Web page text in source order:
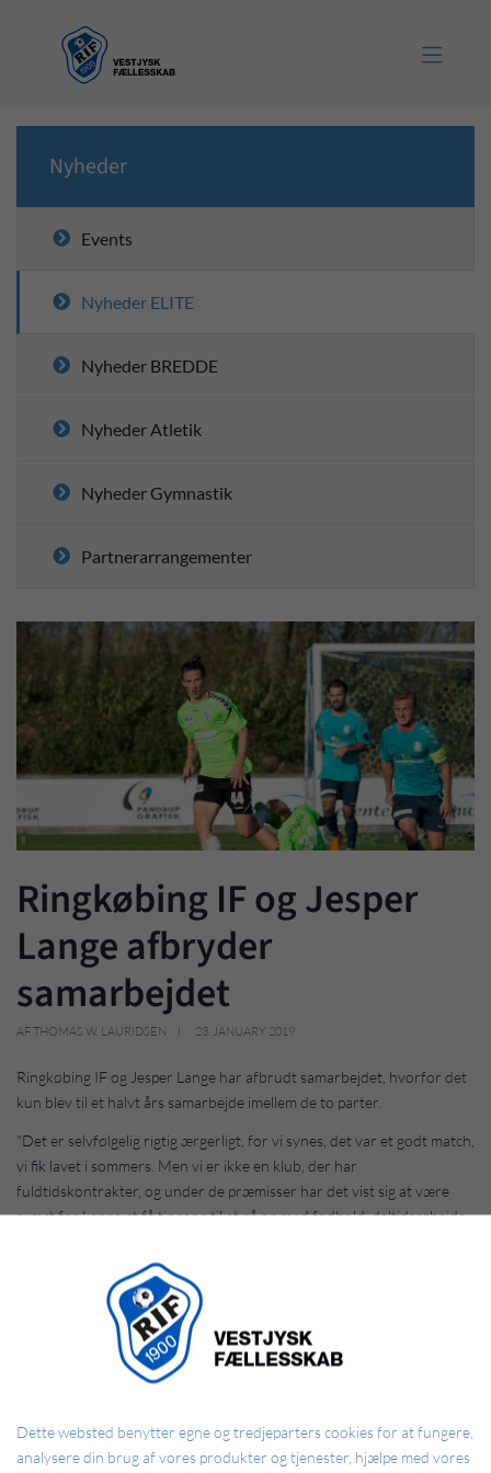

Nyheder
Events
Nyheder ELITE
Nyheder BREDDE
Nyheder Atletik
Nyheder Gymnastik
Partnerarrangementer
Ringkøbing IF og Jesper
Lange afbryder
samarbejdet
AF THOMAS W. LAURIDSEN 23. JANUARY 2019
Ringkøbing IF og Jesper Lange har afbrudt samarbejdet, hvorfor det
kun blev til et halvt års samarbejde imellem de to parter.
"Det er selvfølgelig rigtig ærgerligt, for vi synes, det var et godt match,
vi fik lavet i sommers. Men vi er ikke en klub, der har
fuldtidskontrakter, og under de præmisser har det vist sig at være
svært for Lange at få tingene til at gå op med fodbold, deltidsarbejde
udramatisk. Forudsætningerne for begge parter var ganske enkelt
ikke til stede til at kunne fortsætte,” fortæller sportschef i Ringkøbing
IF, Jens Nielsen.
Jesper Lange har selv været glad for tiden i Ringkøbing IF, selvom den
blev kortere end først antaget.
selvom jeg havde været korsbåndskadet, og det vil jeg være dem evigt
taknemmelig for. Tusind tak til spillertruppen og trænerteamet for at
Dette websted benytter egne og tredjeparters cookies for at fungere,
analysere din brug af vores produkter og tjenester, hjælpe med vores